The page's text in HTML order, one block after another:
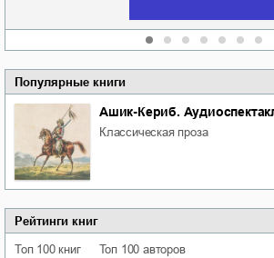
Популярные книги
Ашик-Кериб.
классическая проза
Рейтинги книг
Топ 100 книг Топ 100 авторов